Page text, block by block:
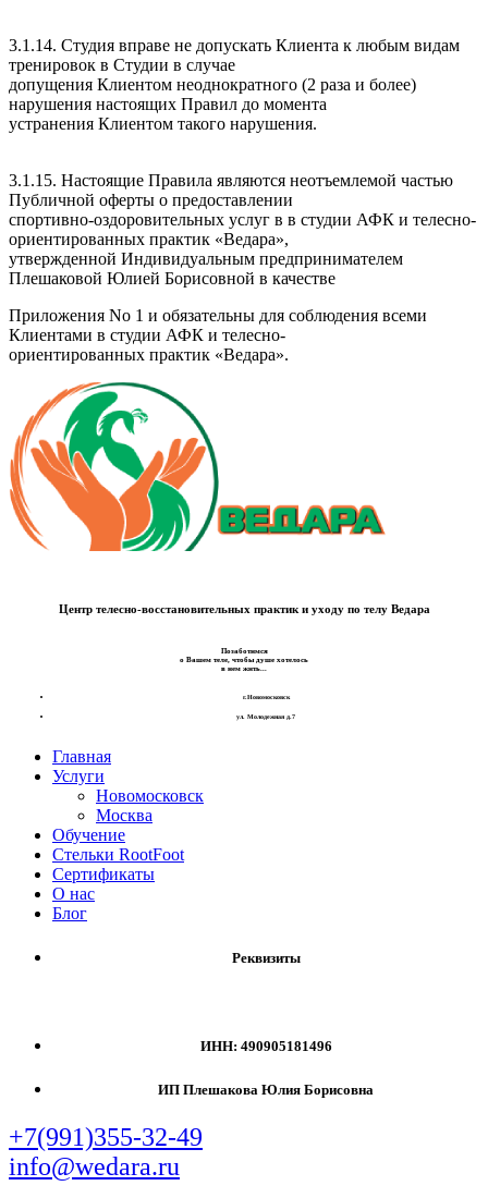
3.1.14. Студия вправе не допускать Клиента к любым видам
тренировок в Студии в случае
допущения Клиентом неоднократного (2 раза и более)
нарушения настоящих Правил до момента
устранения Клиентом такого нарушения.
3.1.15. Настоящие Правила являются неотъемлемой частью
Публичной оферты о предоставлении
спортивно-оздоровительных услуг в в студии АФК и телесно-
ориентированных практик «Ведара»,
утвержденной Индивидуальным предпринимателем
Плешаковой Юлией Борисовной в качестве
Приложения No 1 и обязательны для соблюдения всеми
Клиентами в студии АФК и телесно-
ориентированных практик «Ведара».
Центр телесно-восстановительных практик и уходу по телу Ведара
Позаботимся
о Вашем теле, чтобы душе хотелось
в нем жить...
г.Новомосковск
ул. Молодежная д.7
Главная
Услуги
Новомосковск
Москва
Обучение
Стельки RootFoot
Сертификаты
О нас
Блог
Реквизиты
ИНН: 490905181496
ИП Плешакова Юлия Борисовна
+7(991)355-32-49
info@wedara.ru